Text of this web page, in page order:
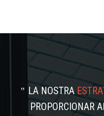
LA NOSTRA
PROPORCIONAR